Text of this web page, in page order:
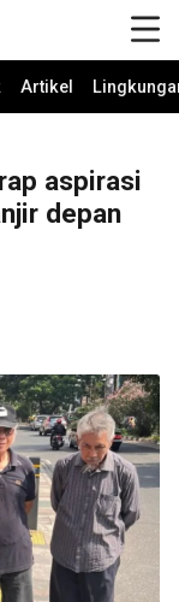
Artikel
aspirasi
depan